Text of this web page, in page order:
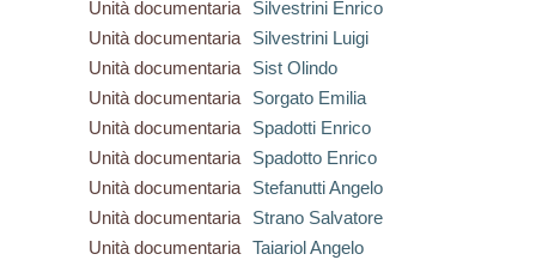
Unità documentaria
Silvestrini Enrico
Unità documentaria
Silvestrini Luigi
Unità documentaria
Sist Olindo
Unità documentaria
Sorgato Emilia
Unità documentaria
Spadotti Enrico
Unità documentaria
Spadotto Enrico
Unità documentaria
Stefanutti Angelo
Unità documentaria
Strano Salvatore
Unità documentaria Taiariol Angelo